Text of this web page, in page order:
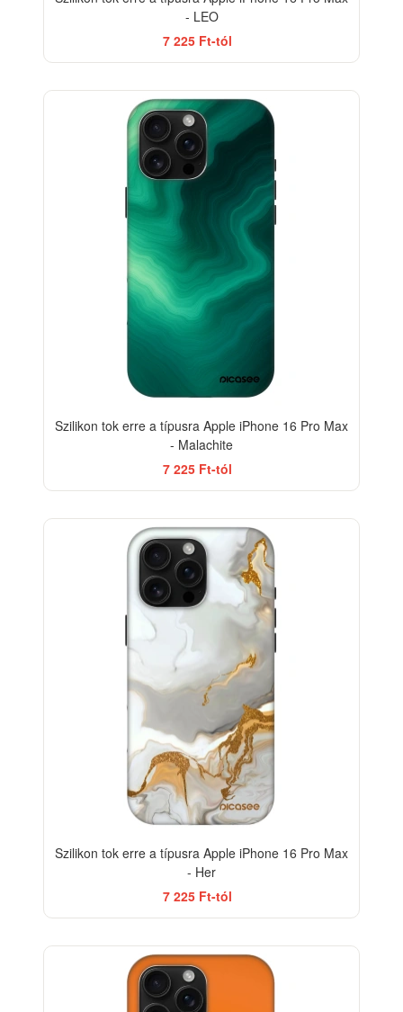
- LEO
7 225 Ft-tól
Szilikon tok erre a típusra Apple iPhone 16 Pro Max
- Malachite
7 225 Ft-tól
Szilikon tok erre a típusra Apple iPhone 16 Pro Max
- Her
7 225 Ft-tól